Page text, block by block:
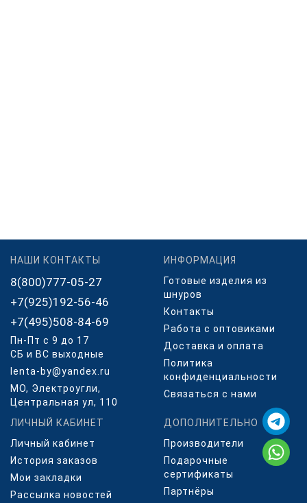
НАШИ КОНТАКТЫ
8(800)777-05-27
+7(925)192-56-46
+7(495)508-84-69
Пн-Пт с 9 до 17
СБ и ВС выходные
lenta-by@yandex.ru
МО, Электроугли,
Центральная ул, 110
ИНФОРМАЦИЯ
Готовые изделия из
шнуров
Контакты
Работа с оптовиками
Доставка и оплата
Политика
конфиденциальности
Связаться с нами
ЛИЧНЫЙ КАБИНЕТ
Личный кабинет
История заказов
Мои закладки
Рассылка новостей
ДОПОЛНИТЕЛЬНО
Производители
Подарочные
сертификаты
Партнёры